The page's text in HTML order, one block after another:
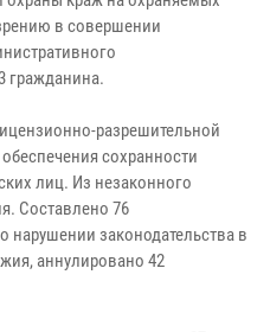
в совершении
гражданина.
разрешительной
сохранности
лиц. Из незаконного
Составлено 76
законодательства в
аннулировано 42